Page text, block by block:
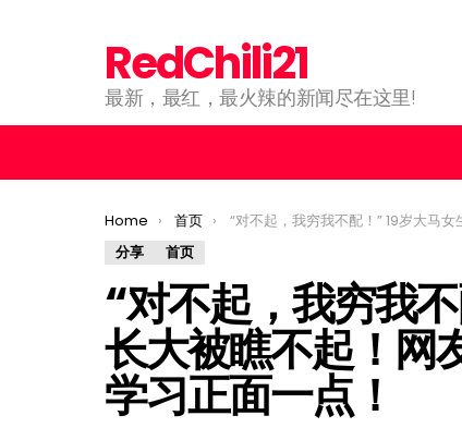
RedChili21
最新，最红，最火辣的新闻尽在这里!
You are here:
Home 首页
“对不起，我穷我不配！” 19岁大马女生穷养长大被瞧不起！网友：你才19岁呀！心态上要学习
分享
首页
“对不起，我穷我
长大被瞧不起！网
学习正面一点！